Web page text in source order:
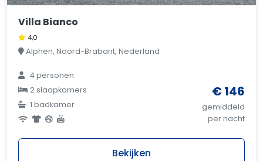
Villa Bianco
4,0
Alphen, Noord-Brabant, Nederland
4 personen
2 slaapkamers
1 badkamer
€ 146
gemiddeld
per nacht
Bekijken